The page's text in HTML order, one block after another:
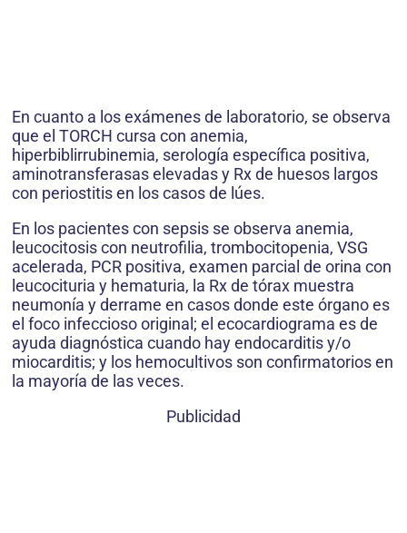
En cuanto a los exámenes de laboratorio, se observa
que el TORCH cursa con anemia,
hiperbiblirrubinemia, serología específica positiva,
aminotransferasas elevadas y Rx de huesos largos
con periostitis en los casos de lúes.
En los pacientes con sepsis se observa anemia,
leucocitosis con neutrofilia, trombocitopenia, VSG
acelerada, PCR positiva, examen parcial de orina con
leucocituria y hematuria, la Rx de tórax muestra
neumonía y derrame en casos donde este órgano es
el foco infeccioso original; el ecocardiograma es de
ayuda diagnóstica cuando hay endocarditis y/o
miocarditis; y los hemocultivos son confirmatorios en
la mayoría de las veces.
Publicidad